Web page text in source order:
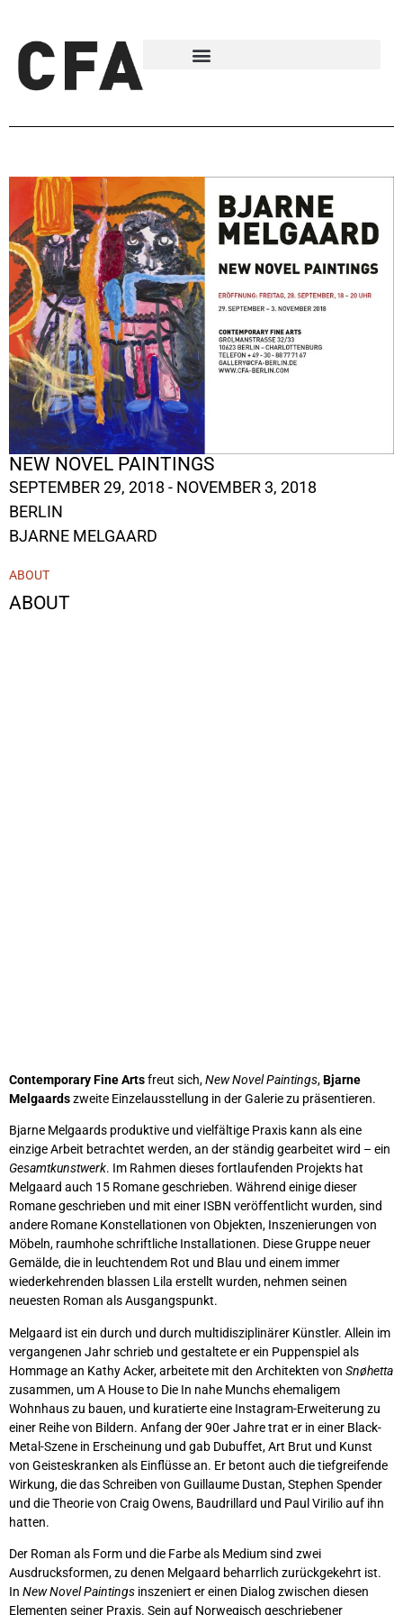
NEW NOVEL PAINTINGS
SEPTEMBER 29, 2018 - NOVEMBER 3, 2018
BERLIN
BJARNE MELGAARD
ABOUT
ABOUT
Contemporary Fine Artsfreut sich,New Novel Paintings,Bjarne
Melgaardszweite Einzelausstellung in der Galerie zu präsentieren.
Bjarne Melgaards produktive und vielfältige Praxis kann als eine
einzige Arbeit betrachtet werden, an der ständig gearbeitet wird – ein
Gesamtkunstwerk. Im Rahmen dieses fortlaufenden Projekts hat
Melgaard auch 15 Romane geschrieben. Während einige dieser
Romane geschrieben und mit einer ISBN veröffentlicht wurden, sind
andere Romane Konstellationen von Objekten, Inszenierungen von
Möbeln, raumhohe schriftliche Installationen. Diese Gruppe neuer
Gemälde, die in leuchtendem Rot und Blau und einem immer
wiederkehrenden blassen Lila erstellt wurden, nehmen seinen
neuesten Roman als Ausgangspunkt.
Melgaard ist ein durch und durch multidisziplinärer Künstler. Allein im
vergangenen Jahr schrieb und gestaltete er ein Puppenspiel als
Hommage an Kathy Acker, arbeitete mit den Architekten von Snøhetta
zusammen, um A House to Die In nahe Munchs ehemaligem
Wohnhaus zu bauen, und kuratierte eine Instagram-Erweiterung zu
einer Reihe von Bildern. Anfang der 90er Jahre trat er in einer Black-
Metal-Szene in Erscheinung und gab Dubuffet, Art Brut und Kunst
von Geisteskranken als Einflüsse an. Er betont auch die tiefgreifende
Wirkung, die das Schreiben von Guillaume Dustan, Stephen Spender
und die Theorie von Craig Owens, Baudrillard und Paul Virilio auf ihn
hatten.
Der Roman als Form und die Farbe als Medium sind zwei
Ausdrucksformen, zu denen Melgaard beharrlich zurückgekehrt ist.
In New Novel Paintings inszeniert er einen Dialog zwischen diesen
Elementen seiner Praxis. Sein auf Norwegisch geschriebener